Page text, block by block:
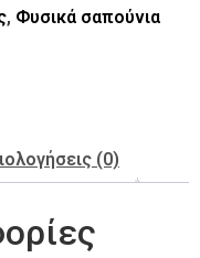
, Φυσικά σαπούνια
(0)